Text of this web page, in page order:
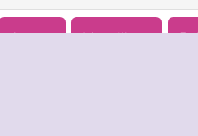
Amour Maquillage